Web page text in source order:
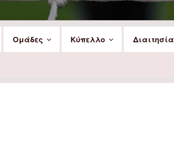
Ομάδες Κύπελλο Διαιτησία